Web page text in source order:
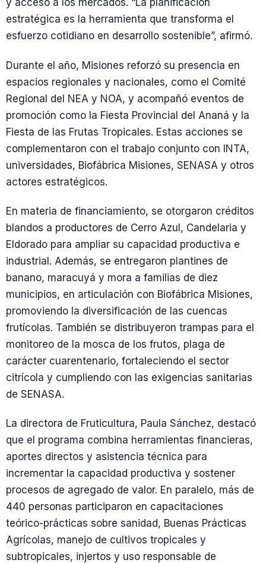
y acceso a los mercados. “La planificación
estratégica es la herramienta que transforma el
esfuerzo cotidiano en desarrollo sostenible”, afirmó.
Durante el año, Misiones reforzó su presencia en
espacios regionales y nacionales, como el Comité
Regional del NEA y NOA, y acompañó eventos de
promoción como la Fiesta Provincial del Ananá y la
Fiesta de las Frutas Tropicales. Estas acciones se
complementaron con el trabajo conjunto con INTA,
universidades, Biofábrica Misiones, SENASA y otros
actores estratégicos.
En materia de financiamiento, se otorgaron créditos
blandos a productores de Cerro Azul, Candelaria y
Eldorado para ampliar su capacidad productiva e
industrial. Además, se entregaron plantines de
banano, maracuyá y mora a familias de diez
municipios, en articulación con Biofábrica Misiones,
promoviendo la diversificación de las cuencas
frutícolas. También se distribuyeron trampas para el
monitoreo de la mosca de los frutos, plaga de
carácter cuarentenario, fortaleciendo el sector
citrícola y cumpliendo con las exigencias sanitarias
de SENASA.
La directora de Fruticultura, Paula Sánchez, destacó
que el programa combina herramientas financieras,
aportes directos y asistencia técnica para
incrementar la capacidad productiva y sostener
procesos de agregado de valor. En paralelo, más de
440 personas participaron en capacitaciones
teórico-prácticas sobre sanidad, Buenas Prácticas
Agrícolas, manejo de cultivos tropicales y
subtropicales, injertos y uso responsable de